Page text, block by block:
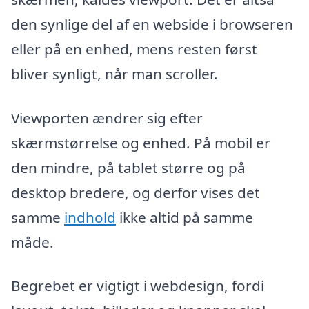
den synlige del af en webside i browseren
eller på en enhed, mens resten først
bliver synligt, når man scroller.
Viewporten ændrer sig efter
skærmstørrelse og enhed. På mobil er
den mindre, på tablet større og på
desktop bredere, og derfor vises det
samme indhold ikke altid på samme
måde.
Begrebet er vigtigt i webdesign, fordi